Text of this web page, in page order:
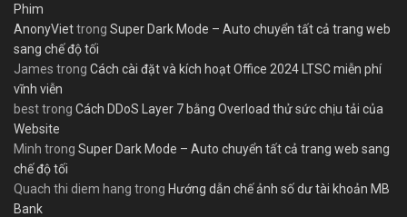
Phim
AnonyViettrong Super Dark Mode – Auto chuyển tất cả trang web
sang chế độ tối
James trong Cách cài đặt và kích hoạt Office 2024 LTSC miễn phí
vĩnh viễn
besttrong Cách DDoS Layer 7 bằng Overload thử sức chịu tải của
Website
Minh trong Super Dark Mode – Auto chuyển tất cả trang web sang
chế độ tối
Quach thi diem hang trong Hướng dẫn chế ảnh số dư tài khoản MB
Bank